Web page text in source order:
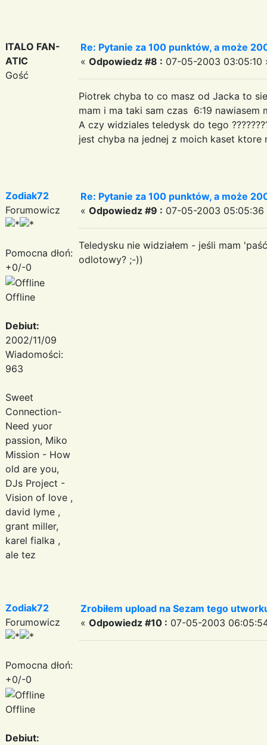
ITALO FAN-
ATIC
Gość
Re: Pytanie za 100 punktów, a może
« Odpowiedz #8 : 07-05-2003 03:05:10
Piotrek chyba to co masz od Jacka to
mam i ma taki sam czas 6:19 nawiasem
A czy widziales teledysk do tego
jest chyba na jednej z moich kaset ktore
Zodiak72
Forumowicz
Pomocna dłoń:
+0/-0
Offline
Debiut:
2002/11/09
Wiadomości:
963
Sweet
Connection-
Need yuor
passion, Miko
Mission - How
old are you,
DJs Project -
Vision of love ,
david lyme ,
grant miller,
karel fialka ,
ale tez
Re: Pytanie za 100 punktów, a może
« Odpowiedz #9 : 07-05-2003 05:05:36
Teledysku nie widziałem - jeśli mam
odlotowy? ;-))
Zodiak72
Forumowicz
Pomocna dłoń:
+0/-0
Offline
Debiut:
Zrobiłem upload na Sezam tego
« Odpowiedz #10 : 07-05-2003